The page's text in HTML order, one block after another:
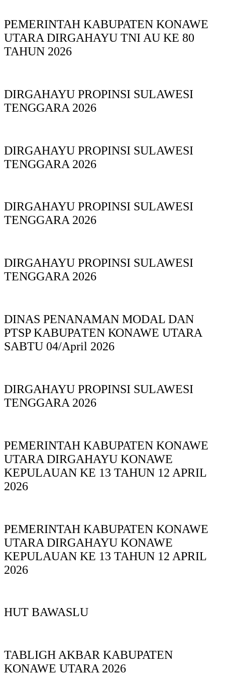
PEMERINTAH KABUPATEN KONAWE
UTARA DIRGAHAYU TNI AU KE 80
TAHUN 2026
DIRGAHAYU PROPINSI SULAWESI
TENGGARA 2026
DIRGAHAYU PROPINSI SULAWESI
TENGGARA 2026
DIRGAHAYU PROPINSI SULAWESI
TENGGARA 2026
DIRGAHAYU PROPINSI SULAWESI
TENGGARA 2026
DINAS PΕΝΑΝΑΜAN MODAL DAN
PTSP KABUPAΤΕΝ ΚΟNAWE UTARA
SABTU 04/April 2026
DIRGAHAYU PROPINSI SULAWESI
TENGGARA 2026
PEMERINTAH KABUPATEN KONAWE
UTARA DIRGAHAYU KONAWE
KEPULAUAN KE 13 TAHUN 12 APRIL
2026
PEMERINTAH KABUPATEN KONAWE
UTARA DIRGAHAYU KONAWE
KEPULAUAN KE 13 TAHUN 12 APRIL
2026
HUT BAWASLU
TABLIGH AKBAR KABUPATEN
KONAWE UTARA 2026